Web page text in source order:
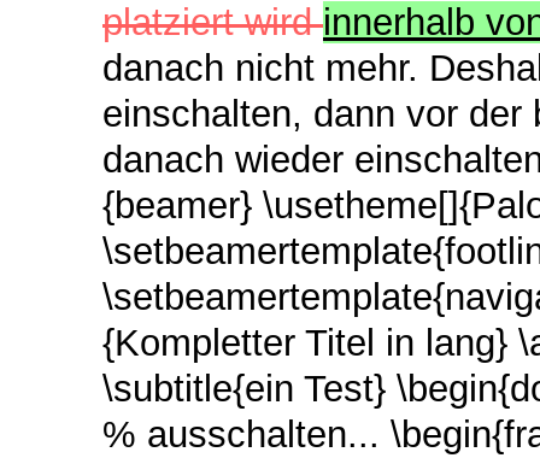
platziert wirdinnerhalb
danach nicht mehr.
einschalten, dann vor der
danach wieder
{beamer}
{Kompletter Titel in lang}
\subtitle{ein Test}
% ausschalten...